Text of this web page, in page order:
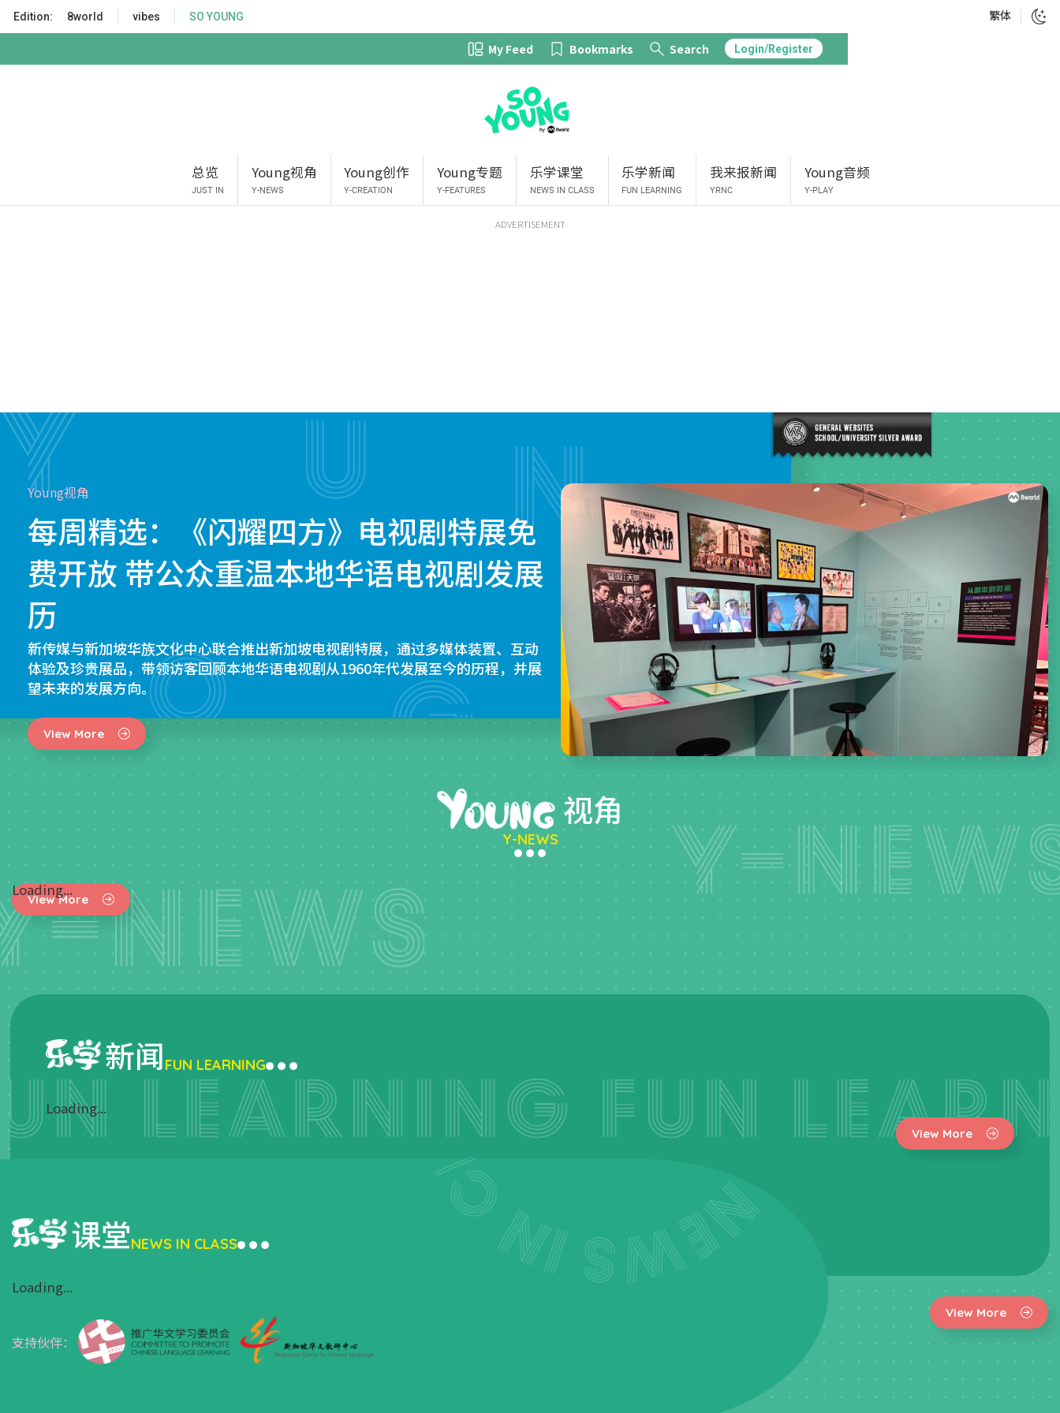
p
o
Edition: 8world vibes SO YOUNG 繁体
My Feed Bookmarks Search Login/Register
总览
JUST IN
Young视角
Y-NEWS
Young创作
Y-CREATION
Young专题
Y-FEATURES
乐学课堂
NEWS IN CLASS
乐学新闻
FUN LEARNING
我来报新闻
YRNC
Young音频
Y-PLAY
ADVERTISEMENT
Young视角
每周精选：《闪耀四方》电视剧特展免
费开放 带公众重温本地华语电视剧发展
历
新传媒与新加坡华族文化中心联合推出新加坡电视剧特展，通过多媒体装置、互动
体验及珍贵展品，带领访客回顾本地华语电视剧从1960年代发展至今的历程，并展
望未来的发展方向。
View More
视角
Y-NEWS
Loading...
View More
新闻FUN LEARNING
Loading...
View More
课堂NEWS IN CLASS
Loading...
View More
支持伙伴：